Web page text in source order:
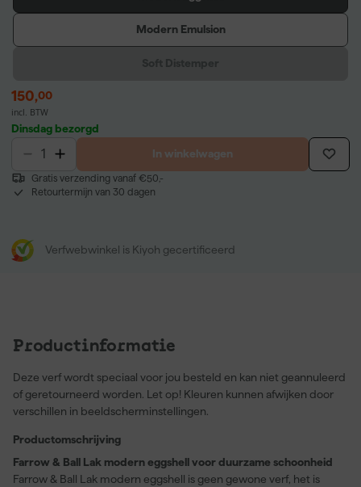
Modern Emulsion
150,00
incl. BTW
Dinsdag bezorgd
In winkelwagen
Gratis verzending vanaf €50,-
Retourtermijn van 30 dagen
Verfwebwinkel is Kiyoh gecertificeerd
Productinformatie
Deze verf wordt speciaal voor jou besteld en kan niet geannuleerd
of geretourneerd worden. Let op! Kleuren kunnen afwijken door
verschillen in beeldscherminstellingen.
Productomschrijving
Farrow & Ball Lak modern eggshell voor duurzame schoonheid
Farrow & Ball Lak modern eggshell is geen gewone verf, het is